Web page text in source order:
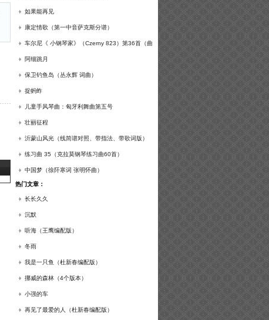
如果能再见
康定情歌（第一中音萨克斯分谱）
车尔尼《 小钢琴家》（Czerny 823）第36首（曲
谱及练习提示）
阿细跳月
保卫钓鱼岛（丛永辉 词曲）
捉蚂蚱
儿童手风琴曲：匈牙利舞曲第五号
壮丽征程
沂蒙山风光（线简谱对照、带指法、带歌词版）
练习曲 35（克拉莫钢琴练习曲60首）
中国梦（徐阡寒词 张明怀曲）
热门文章：
长长久久
沉默
听海（王鹰编配版）
冬雨
我是一只鱼（杜新春编配版）
挪威的森林（4个版本）
小强的车
再见了最爱的人（杜新春编配版）